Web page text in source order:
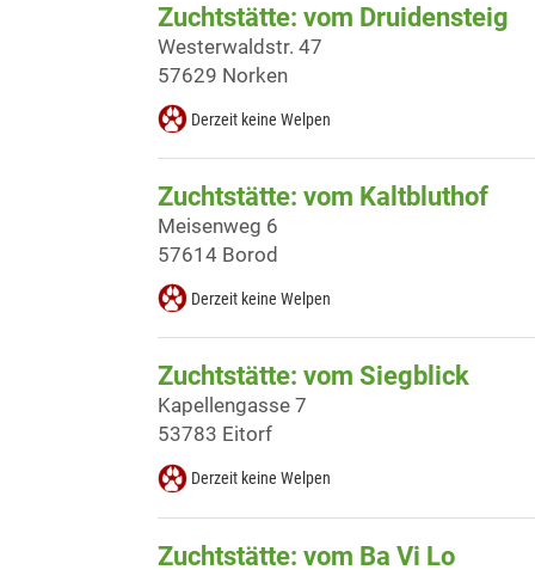
Zuchtstätte: vom Druidensteig
Westerwaldstr. 47
57629 Norken
Derzeit keine Welpen
Zuchtstätte: vom Kaltbluthof
Meisenweg 6
57614 Borod
Derzeit keine Welpen
Zuchtstätte: vom Siegblick
Kapellengasse 7
53783 Eitorf
Derzeit keine Welpen
Zuchtstätte: vom Ba Vi Lo